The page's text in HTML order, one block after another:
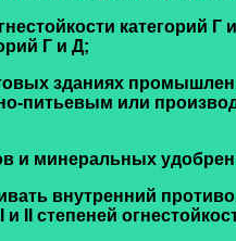
Г и Д;
зданиях
питьевым или
и минеральных
внутренний
II степеней